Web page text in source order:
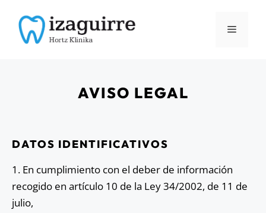
AVISO LEGAL
DATOS IDENTIFICATIVOS
1. En cumplimiento con el deber de información
recogido en artículo 10 de la Ley 34/2002, de 11 de
julio,